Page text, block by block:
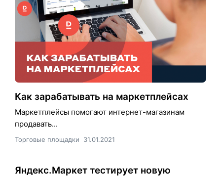
Как зарабатывать на маркетплейсах
Маркетплейсы помогают интернет-магазинам
продавать...
Торговые площадки 31.01.2021
Яндекс.Маркет тестирует новую